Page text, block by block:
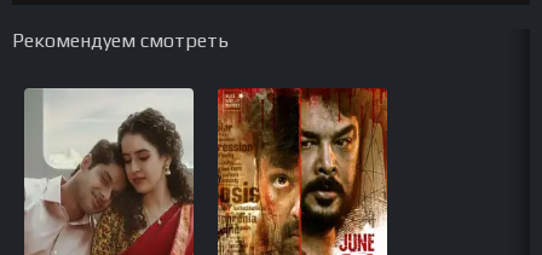
Рекомендуем смотреть